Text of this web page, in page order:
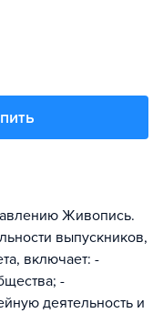
Живопись.
выпускников,
включает: -
-
деятельность и